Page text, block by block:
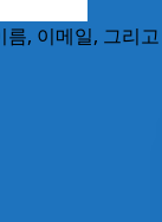
, 이메일, 그리